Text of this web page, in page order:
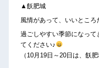
▲飫肥城
風情があって、いいところ
過ごしやすい季節になっ
てください♪
（10月19日～20日は、飫